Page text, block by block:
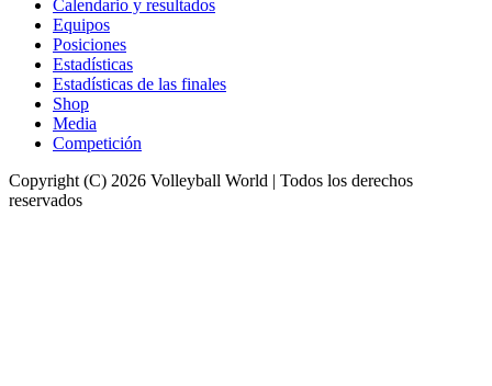
Calendario y resultados
Equipos
Posiciones
Estadísticas
Estadísticas de las finales
Shop
Media
Competición
Copyright (C) 2026 Volleyball World | Todos los derechos
reservados